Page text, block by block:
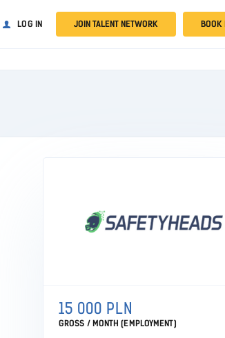
LOG IN JOIN TALENT NETWORK BOOK
15 000 PLN
GROSS / MONTH (EMPLOYMENT)